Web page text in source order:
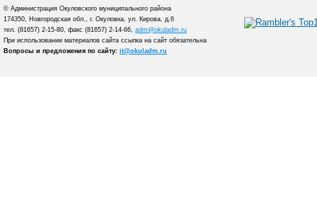
© Администрация Окуловского муниципального района
174350, Новгородская обл., г. Окуловка, ул. Кирова, д.6
тел. (81657) 2-15-80, факс (81657) 2-14-66, adm@okuladm.ru
При использовании материалов сайта ссылка на сайт обязательна
Вопросы и предложения по сайту: it@okuladm.ru